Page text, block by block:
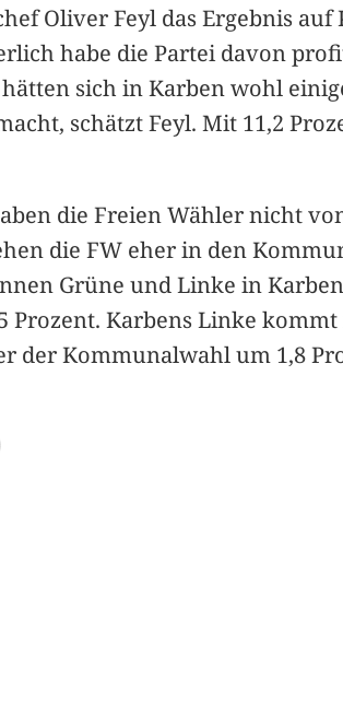
Oliver Feyl das Ergebnis
habe die Partei davon
sich in Karben wohl
schätzt Feyl. Mit 11,2
die Freien Wähler nicht
die FW eher in den
Grüne und Linke in
Karbens Linke
der Kommunalwahl um 1,8